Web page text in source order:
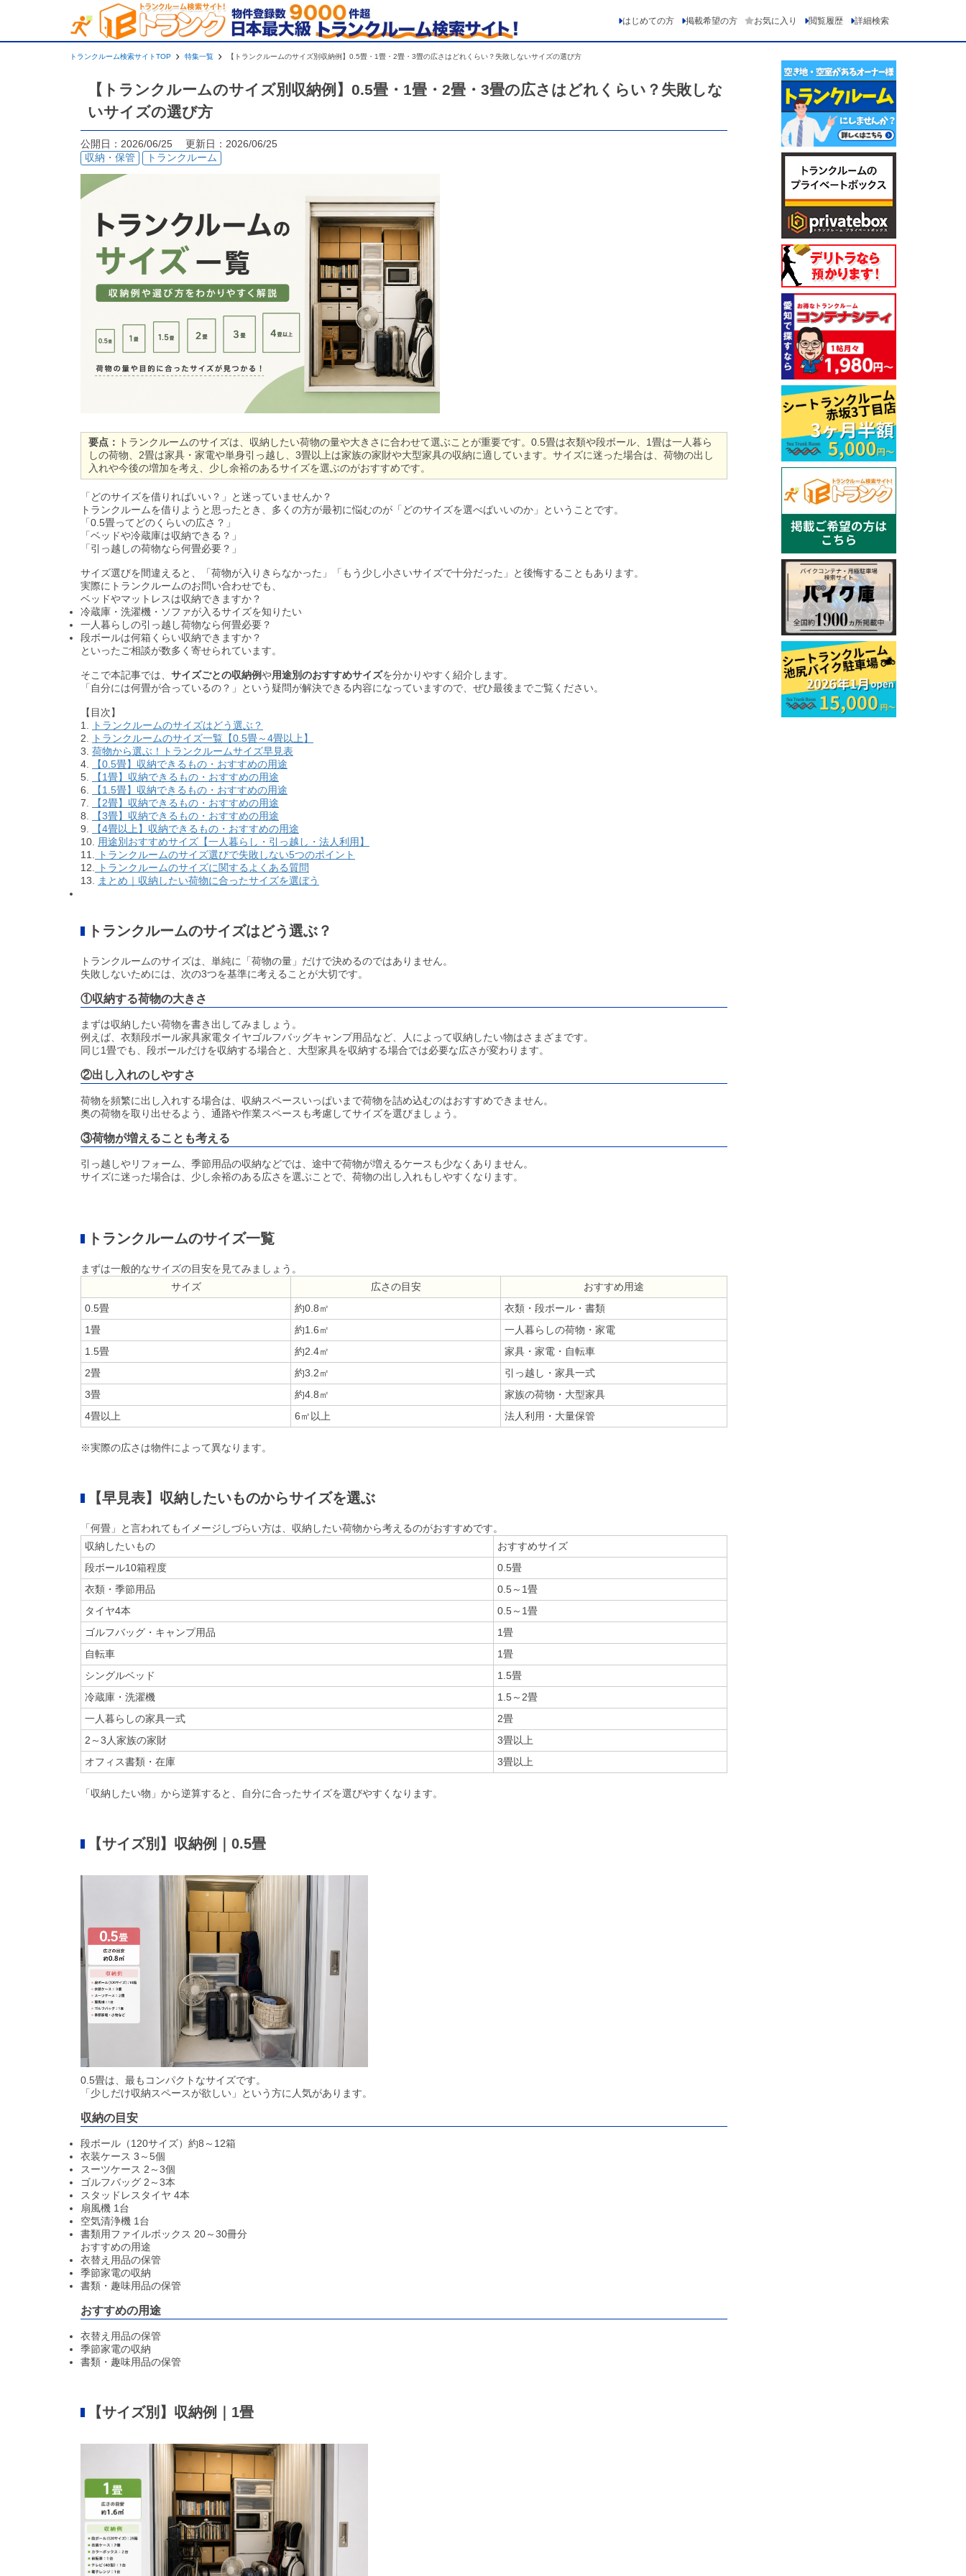
はじめての方 掲載希望の方 お気に入り 閲覧履歴 詳細検索
トランクルーム検索サイトTOP 特集一覧 【トランクルームのサイズ別収納例】0.5畳・1畳・2畳・3畳の広さはどれくらい？失敗しないサイズの選び方
【トランクルームのサイズ別収納例】0.5畳・1畳・2畳・3畳の広さはどれくらい？失敗しな
いサイズの選び方
公開日：2026/06/25 更新日：2026/06/25
収納・保管
トランクルーム
要点：
トランクルームのサイズは、収納したい荷物の量や大きさに合わせて選ぶことが重要です。0.5畳は衣類や段ボール、1畳は一人暮ら
しの荷物、2畳は家具・家電や単身引っ越し、3畳以上は家族の家財や大型家具の収納に適しています。サイズに迷った場合は、荷物の出し
入れや今後の増加を考え、少し余裕のあるサイズを選ぶのがおすすめです。
「どのサイズを借りればいい？」と迷っていませんか？
トランクルームを借りようと思ったとき、多くの方が最初に悩むのが「どのサイズを選べばいいのか」ということです。
「0.5畳ってどのくらいの広さ？」
「ベッドや冷蔵庫は収納できる？」
「引っ越しの荷物なら何畳必要？」
サイズ選びを間違えると、「荷物が入りきらなかった」「もう少し小さいサイズで十分だった」と後悔することもあります。
実際にトランクルームのお問い合わせでも、
ベッドやマットレスは収納できますか？
冷蔵庫・洗濯機・ソファが入るサイズを知りたい
一人暮らしの引っ越し荷物なら何畳必要？
段ボールは何箱くらい収納できますか？
といったご相談が数多く寄せられています。
そこで本記事では、 サイズごとの収納例や用途別のおすすめサイズを分かりやすく紹介します。
「自分には何畳が合っているの？」という疑問が解決できる内容になっていますので、ぜひ最後までご覧ください。
【目次】
1.
トランクルームのサイズはどう選ぶ？
2.
トランクルームのサイズ一覧【0.5畳～4畳以上】
3. 荷物から選ぶ！トランクルームサイズ早見表
4.
【0.5畳】収納できるもの・おすすめの用途
5.
【1畳】収納できるもの・おすすめの用途
6.
【1.5畳】収納できるもの・おすすめの用途
7.
【2畳】収納できるもの・おすすめの用途
8.
【3畳】収納できるもの・おすすめの用途
9.
【4畳以上】収納できるもの・おすすめの用途
10.
用途別おすすめサイズ【一人暮らし・引っ越し・法人利用】
11.
トランクルームのサイズ選びで失敗しない5つのポイント
12.
トランクルームのサイズに関するよくある質問
13.
まとめ｜収納したい荷物に合ったサイズを選ぼう
トランクルームのサイズはどう選ぶ？
トランクルームのサイズは、単純に「荷物の量」だけで決めるのではありません。
失敗しないためには、次の3つを基準に考えることが大切です。
①収納する荷物の大きさ
まずは収納したい荷物を書き出してみましょう。
例えば、衣類段ボール家具家電タイヤゴルフバッグキャンプ用品など、人によって収納したい物はさまざまです。
同じ1畳でも、段ボールだけを収納する場合と、大型家具を収納する場合では必要な広さが変わります。
②出し入れのしやすさ
荷物を頻繁に出し入れする場合は、収納スペースいっぱいまで荷物を詰め込むのはおすすめできません。
奥の荷物を取り出せるよう、通路や作業スペースも考慮してサイズを選びましょう。
③荷物が増えることも考える
引っ越しやリフォーム、季節用品の収納などでは、途中で荷物が増えるケースも少なくありません。
サイズに迷った場合は、少し余裕のある広さを選ぶことで、荷物の出し入れもしやすくなります。
トランクルームのサイズ一覧
まずは一般的なサイズの目安を見てみましょう。
サイズ
広さの目安
おすすめ用途
0.5畳
約0.8㎡
衣類・段ボール・書類
1畳
約1.6㎡
一人暮らしの荷物・家電
1.5畳
約2.4㎡
家具・家電・自転車
2畳
約3.2㎡
引っ越し・家具一式
3畳
約4.8㎡
家族の荷物・大型家具
4畳以上
6㎡以上 法人利用・大量保管
※実際の広さは物件によって異なります。
【早見表】収納したいものからサイズを選ぶ
「何畳」と言われてもイメージしづらい方は、収納したい荷物から考えるのがおすすめです。
収納したいもの
おすすめサイズ
段ボール10箱程度
0.5畳
衣類・季節用品
0.5～1畳
タイヤ4本
0.5～1畳
ゴルフバッグ・キャンプ用品
1畳
自転車
1畳
シングルベッド
1.5畳
冷蔵庫・洗濯機
1.5～2畳
一人暮らしの家具一式
2畳
2～3人家族の家財
3畳以上
オフィス書類・在庫
3畳以上
「収納したい物」から逆算すると、自分に合ったサイズを選びやすくなります。
【サイズ別】収納例｜0.5畳
0.5畳は、最もコンパクトなサイズです。
「少しだけ収納スペースが欲しい」という方に人気があります。
収納の目安
段ボール（120サイズ）約8～12箱
衣装ケース 3～5個
スーツケース 2～3個
ゴルフバッグ 2～3本
スタッドレスタイヤ 4本
扇風機 1台
空気清浄機 1台
書類用ファイルボックス 20～30冊分
おすすめの用途
衣替え用品の保管
季節家電の収納
書類・趣味用品の保管
おすすめの用途
衣替え用品の保管
季節家電の収納
書類・趣味用品の保管
【サイズ別】収納例｜1畳